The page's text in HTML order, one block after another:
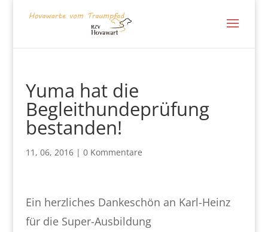
Yuma hat die
Begleithundeprüfung
bestanden!
11, 06, 2016| 0 Kommentare
Ein herzliches Dankeschön an Karl-Heinz
für die Super-Ausbildung